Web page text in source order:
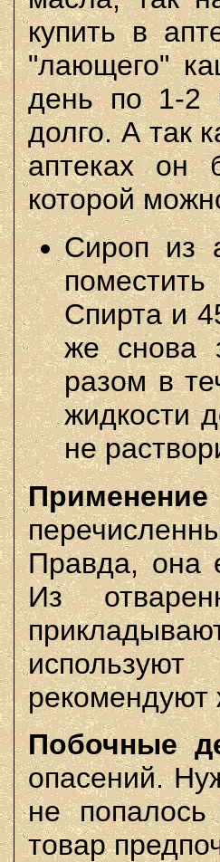
купить в
"лающего"
день по 1-2
долго. А так
аптеках он
которой
Сироп из
Спирта и
же снова
разом в
жидкости
не
Правда, она
Из
рекомендуют
Побочные
опасений.
не попалось
товар